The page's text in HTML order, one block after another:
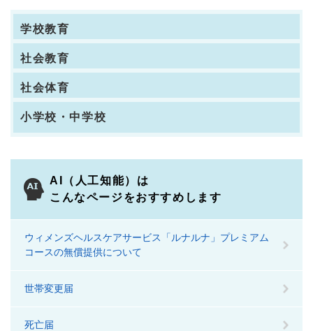
学校教育
社会教育
社会体育
小学校・中学校
AI（人工知能）は
こんなページをおすすめします
ウィメンズヘルスケアサービス「ルナルナ」プレミアム
コースの無償提供について
世帯変更届
死亡届